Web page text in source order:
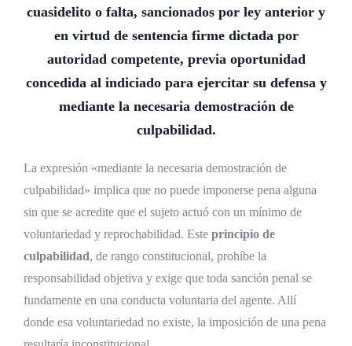
Convergencia doctrinal latinoamericana
Desafíos y perspectivas actuales
Neurociencia y libre albedrío
Nuevas sustancias psicoactivas
Estados intermedios de conciencia
Factor disruptivo: tecnología y ausencia de
conducta
Avances probatorios
Inteligencia artificial y sistemas autónomos
Farmacología y drogas de sumisión
Preguntas frecuentes sobre la ausencia de
cuasidelito o falta, sancionados por ley anterior y
en virtud de sentencia firme dictada por
autoridad competente, previa oportunidad
concedida al indiciado para ejercitar su defensa y
mediante la necesaria demostración de
culpabilidad.
La expresión «mediante la necesaria demostración de
culpabilidad» implica que no puede imponerse pena alguna
sin que se acredite que el sujeto actuó con un mínimo de
voluntariedad y reprochabilidad. Este principio de
culpabilidad, de rango constitucional, prohíbe la
responsabilidad objetiva y exige que toda sanción penal se
fundamente en una conducta voluntaria del agente. Allí
donde esa voluntariedad no existe, la imposición de una pena